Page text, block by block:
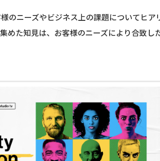
のニーズやビジネス上の課題についてヒ
めた知見は、お客様のニーズにより合致し